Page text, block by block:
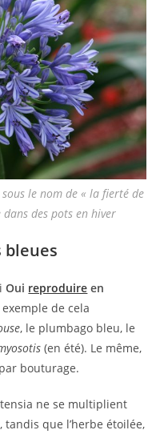
le nom de « la fierté de
des pots en hiver
bleues
Oui reproduire en
de cela
, le plumbago bleu, le
(en été). Le même,
bouturage.
ne se multiplient
que l’herbe étoilée,